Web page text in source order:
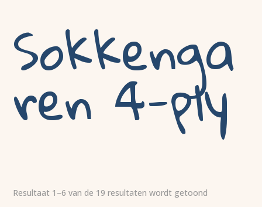
Sokkenga
ren 4-ply
Resultaat 1–6 van de 19 resultaten wordt getoond